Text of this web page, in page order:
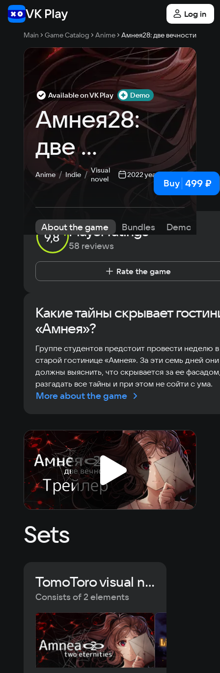
Log in
Main Game Catalog Anime Амнея28: две вечности
Available on VK Play Demo
Амнея28:
две
вечности
Anime Indie
Visual
novel
2022 year
Buy 499 ₽
About the game Bundles Demo
9,8 Player ratings
58 reviews
Rate the game
Какие тайны скрывает
«Амнея»?
Группе студентов предстоит провести неделю в
старой гостинице «Амнея». За эти семь дней они
должны выяснить, что скрывается за ее
разгадать все тайны и при этом не сойти с ума.
More about the game
Sets
TomoToro visual novels
Consists of 2 elements